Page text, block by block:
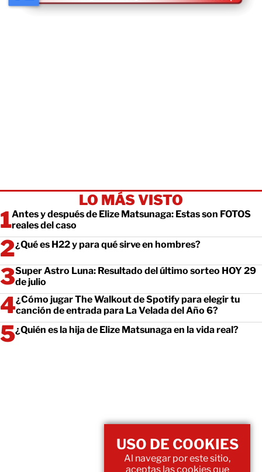
LO MÁS VISTO
Antes y después de Elize Matsunaga: Estas son FOTOS
reales del caso
¿Qué es H22 y para qué sirve en hombres?
Super Astro Luna: Resultado del último sorteo HOY 29
de julio
¿Cómo jugar The Walkout de Spotify para elegir tu
canción de entrada para La Velada del Año 6?
¿Quién es la hija de Elize Matsunaga en la vida real?
USO DE COOKIES
Al navegar por este sitio,
aceptas las cookies que